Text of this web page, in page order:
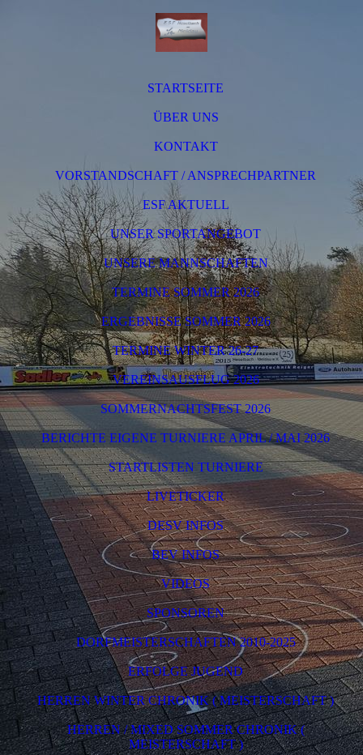
STARTSEITE
ÜBER UNS
KONTAKT
VORSTANDSCHAFT / ANSPRECHPARTNER
ESF AKTUELL
UNSER SPORTANGEBOT
UNSERE MANNSCHAFTEN
TERMINE SOMMER 2026
ERGEBNISSE SOMMER 2026
TERMINE WINTER 26-27
VEREINSAUSFLUG 2026
SOMMERNACHTSFEST 2026
BERICHTE EIGENE TURNIERE APRIL / MAI 2026
STARTLISTEN TURNIERE
LIVETICKER
DESV INFOS
BEV INFOS
VIDEOS
SPONSOREN
DORFMEISTERSCHAFTEN 2010-2025
ERFOLGE JUGEND
HERREN WINTER CHRONIK ( MEISTERSCHAFT )
HERREN / MIXED SOMMER CHRONIK (
MEISTERSCHAFT )